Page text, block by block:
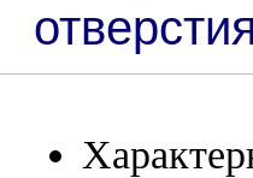
отверстия